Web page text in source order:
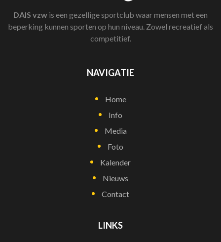
DAIS vzw is een gezellige sportclub waar mensen met een
beperking kunnen sporten op hun niveau. Zowel recreatief als
competitief.
NAVIGATIE
Home
Info
Media
Foto
Kalender
Nieuws
Contact
LINKS